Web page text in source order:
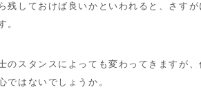
残しておけば良いかといわれると、さす
。
のスタンスによっても変わってきますが
ではないでしょうか。